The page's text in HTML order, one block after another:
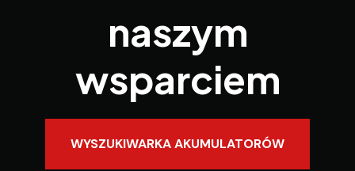
naszym
wsparciem
WYSZUKIWARKA AKUMULATORÓW